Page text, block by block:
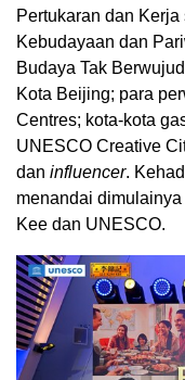
Pertukaran dan
Kebudayaan dan
Budaya Tak
Kota Beijing; para
Centres; kota-kota
UNESCO Creative
dan influencer.
menandai
Kee dan UNESCO.